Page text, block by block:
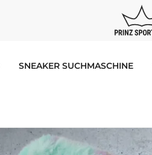
SNEAKER SUCHMASCHINE